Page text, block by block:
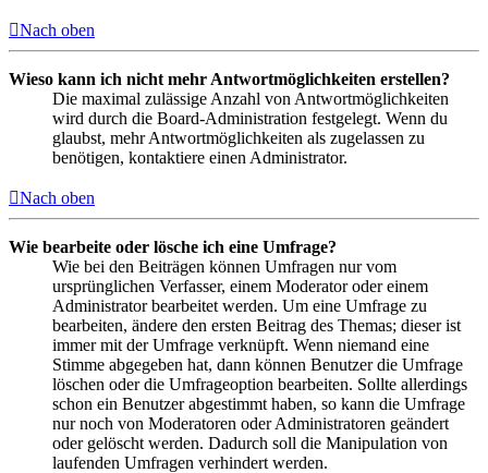
Nach oben
Wieso kann ich nicht mehr Antwortmöglichkeiten erstellen?
Die maximal zulässige Anzahl von Antwortmöglichkeiten
wird durch die Board-Administration festgelegt. Wenn du
glaubst, mehr Antwortmöglichkeiten als zugelassen zu
benötigen, kontaktiere einen Administrator.
Nach oben
Wie bearbeite oder lösche ich eine Umfrage?
Wie bei den Beiträgen können Umfragen nur vom
ursprünglichen Verfasser, einem Moderator oder einem
Administrator bearbeitet werden. Um eine Umfrage zu
bearbeiten, ändere den ersten Beitrag des Themas; dieser ist
immer mit der Umfrage verknüpft. Wenn niemand eine
Stimme abgegeben hat, dann können Benutzer die Umfrage
löschen oder die Umfrageoption bearbeiten. Sollte allerdings
schon ein Benutzer abgestimmt haben, so kann die Umfrage
nur noch von Moderatoren oder Administratoren geändert
oder gelöscht werden. Dadurch soll die Manipulation von
laufenden Umfragen verhindert werden.